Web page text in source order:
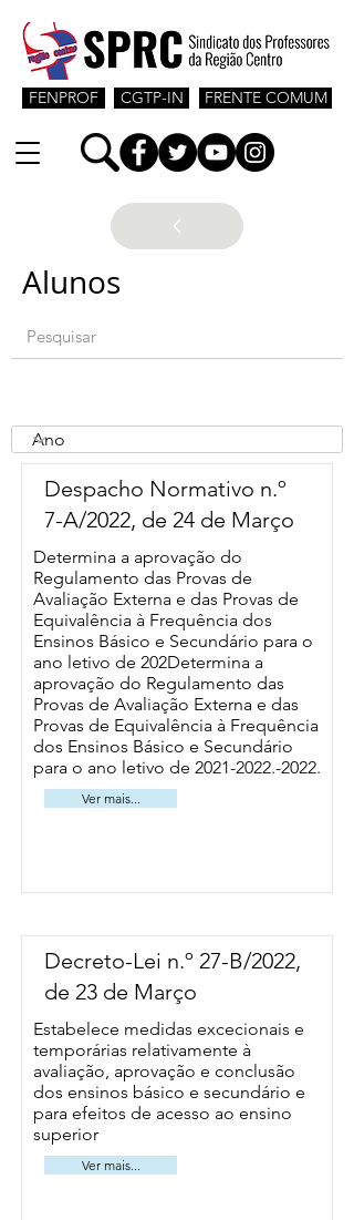
CGTP-IN
FENPROF FRENTE COMUM
Alunos
Despacho Normativo n.º
7-A/2022, de 24 de Março
Determina a aprovação do
Regulamento das Provas de
Avaliação Externa e das Provas de
Equivalência à Frequência dos
Ensinos Básico e Secundário para o
ano letivo de 202Determina a
aprovação do Regulamento das
Provas de Avaliação Externa e das
Provas de Equivalência à Frequência
dos Ensinos Básico e Secundário
para o ano letivo de 2021-2022.-2022.
Ver mais...
Decreto-Lei n.º 27-B/2022,
de 23 de Março
Estabelece medidas excecionais e
temporárias relativamente à
avaliação, aprovação e conclusão
dos ensinos básico e secundário e
para efeitos de acesso ao ensino
superior
Ver mais...